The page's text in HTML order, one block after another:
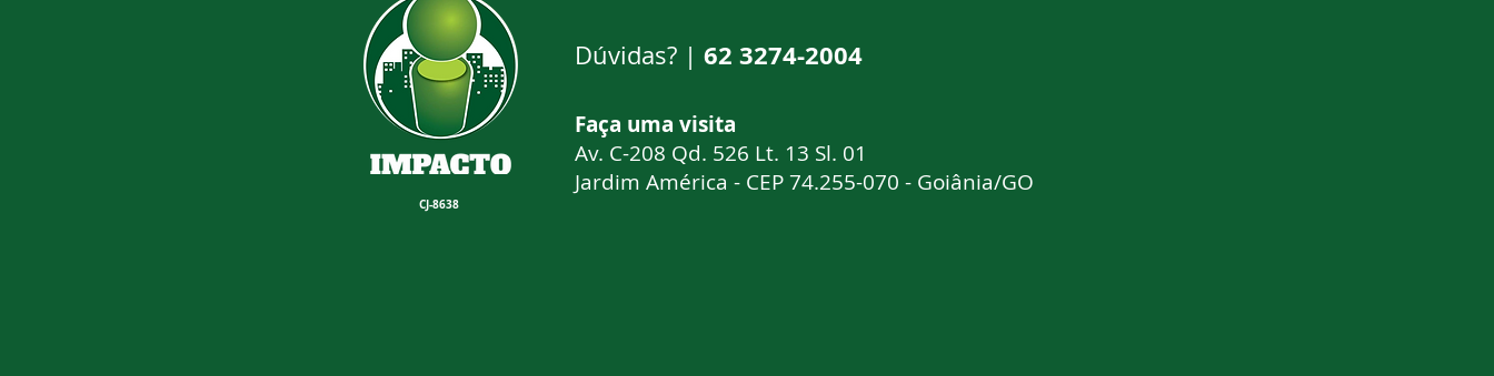
Dúvidas? | 62 3274-2004
Faça uma visita
Av. C-208 Qd. 526 Lt. 13 Sl. 01
Jardim América - CEP 74.255-070 - Goiânia/GO
CJ-8638